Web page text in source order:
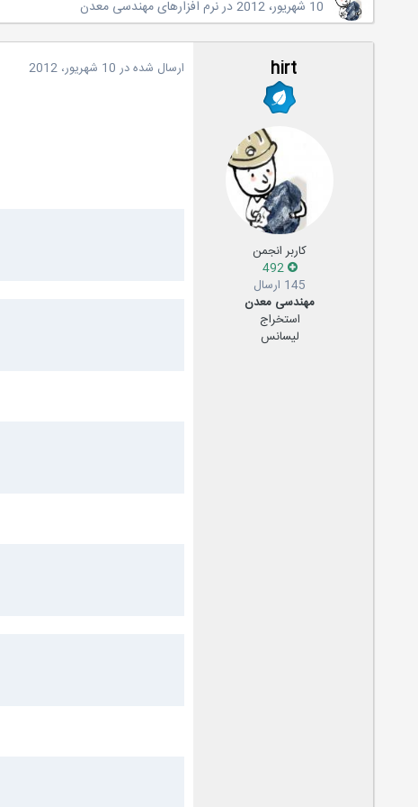
10 شهریور، 2012
درنرم افزارهای مهندسی معدن
hirt
کاربر انجمن
492
145 ارسال
مهندسی معدن
استخراج
لیسانس
ارسال شده در 10 شهریور، 2012